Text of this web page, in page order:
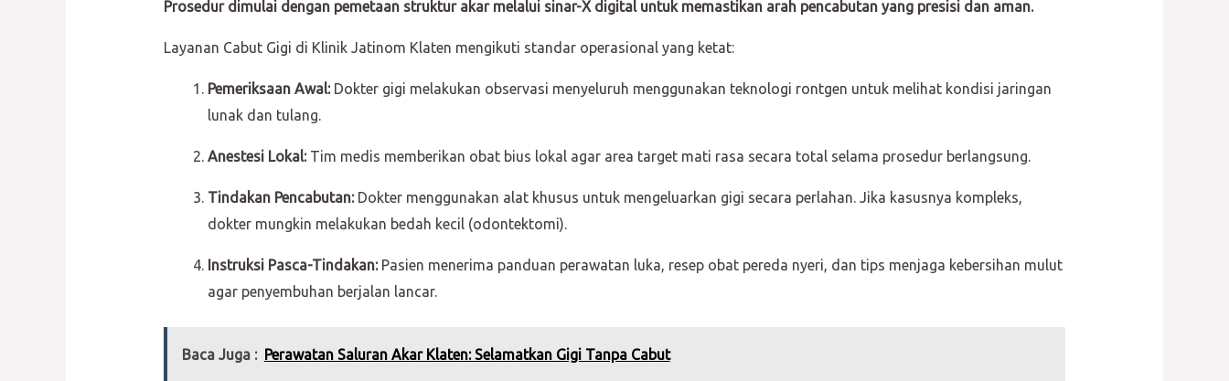
Prosedur dimulai dengan pemetaan struktur akar melalui sinar-X digital untuk memastikan arah pencabutan yang presisi dan aman.
Layanan Cabut Gigi di Klinik Jatinom Klaten mengikuti standar operasional yang ketat:
Pemeriksaan Awal:Dokter gigi melakukan observasi menyeluruh menggunakan teknologi rontgen untuk melihat kondisi jaringan
lunak dan tulang.
Anestesi Lokal:Tim medis memberikan obat bius lokal agar area target mati rasa secara total selama prosedur berlangsung.
Tindakan Pencabutan:Dokter menggunakan alat khusus untuk mengeluarkan gigi secara perlahan. Jika kasusnya kompleks,
dokter mungkin melakukan bedah kecil (odontektomi).
Instruksi Pasca-Tindakan:Pasien menerima panduan perawatan luka, resep obat pereda nyeri, dan tips menjaga kebersihan mulut
agar penyembuhan berjalan lancar.
Baca Juga : Perawatan Saluran Akar Klaten: Selamatkan Gigi Tanpa Cabut